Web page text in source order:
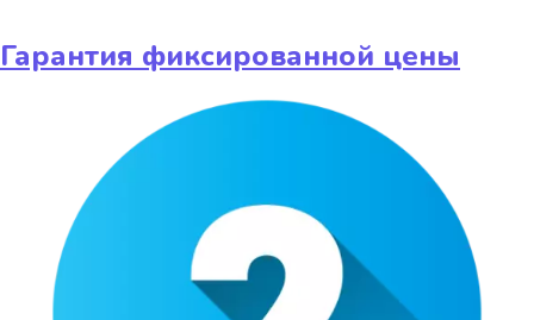
Гарантия фиксированной цены